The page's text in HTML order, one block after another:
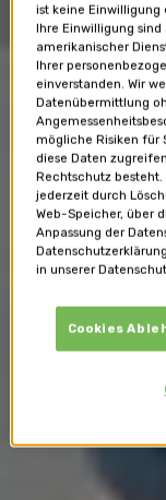
ist keine Einwilligung
Ihre Einwilligung sind
amerikanischer
Ihrer
einverstanden. Wir
Datenübermittlung
mögliche Risiken für
diese Daten
Rechtschutz besteht.
jederzeit durch
Web-Speicher, über
Anpassung der
in unserer
Cookies